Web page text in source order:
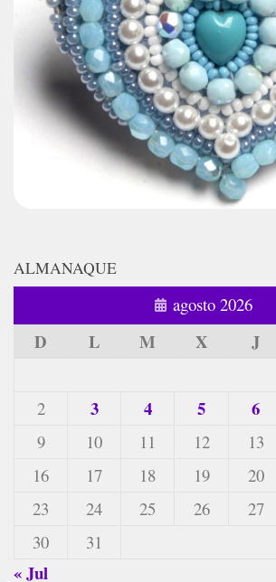
ALMANAQUE
agosto 2026
D L M X J
2 3 4 5 6
9
10 11 12 13
16
17 18 19 20
23
24 25 26 27
30
31
« Jul